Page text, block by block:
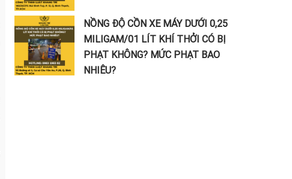
NỒNG ĐỘ CỒN XE MÁY DƯỚI 0,25
MILIGAM/01 LÍT KHÍ THỞI CÓ BỊ
PHẠT KHÔNG? MỨC PHẠT BAO
NHIÊU?